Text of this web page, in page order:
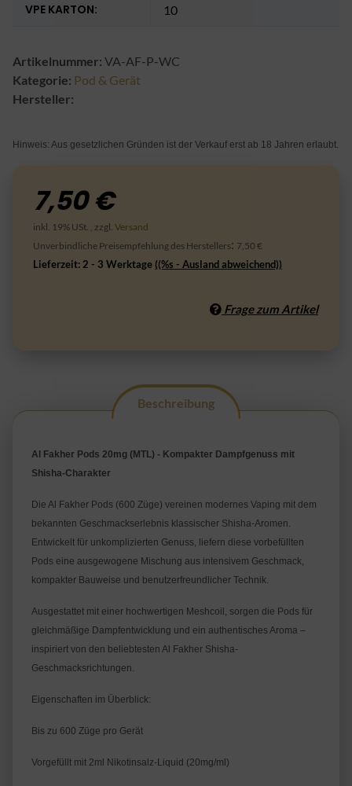
VPE KARTON: 10
Artikelnummer: VA-AF-P-WC
Kategorie: Pod & Gerät
Hersteller:
Hinweis: Aus gesetzlichen Gründen ist der Verkauf erst ab 18 Jahren erlaubt.
7,50 €
inkl. 19% USt. , zzgl. Versand
Unverbindliche Preisempfehlung des Herstellers: 7,50 €
Lieferzeit: 2 - 3 Werktage ((%s - Ausland abweichend))
Frage zum Artikel
Beschreibung
Al Fakher Pods 20mg (MTL) - Kompakter Dampfgenuss mit
Shisha-Charakter
Die Al Fakher Pods (600 Züge) vereinen modernes Vaping mit dem
bekannten Geschmackserlebnis klassischer Shisha-Aromen.
Entwickelt für unkomplizierten Genuss, liefern diese vorbefüllten
Pods eine ausgewogene Mischung aus intensivem Geschmack,
kompakter Bauweise und benutzerfreundlicher Technik.
Ausgestattet mit einer hochwertigen Meshcoil, sorgen die Pods für
gleichmäßige Dampfentwicklung und ein authentisches Aroma –
inspiriert von den beliebtesten Al Fakher Shisha-
Geschmacksrichtungen.
Eigenschaften im Überblick:
Bis zu 600 Züge pro Gerät
Vorgefüllt mit 2ml Nikotinsalz-Liquid (20mg/ml)